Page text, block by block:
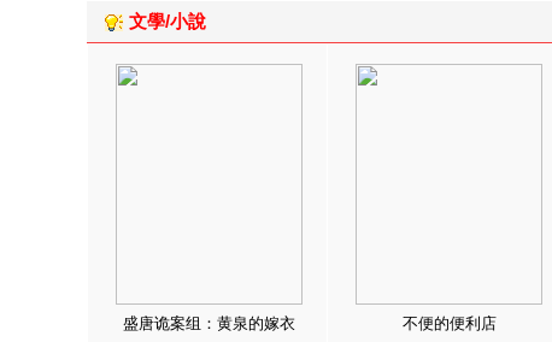
文學/小說
盛唐诡案组：黄泉的嫁衣 不便的便利店